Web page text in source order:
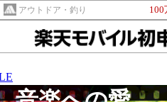
アウトドア・釣り 100